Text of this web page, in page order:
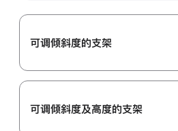
可调倾斜度的支架
可调倾斜度及高‍度的支‍架